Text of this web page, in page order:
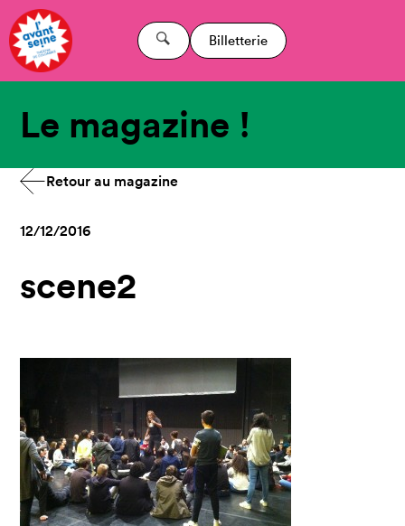
Billetterie
Le magazine !
Retour au magazine
12/12/2016
scene2